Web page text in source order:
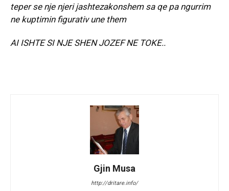
teper se nje njeri jashtezakonshem sa qe pa ngurrim
ne kuptimin figurativ une them
AI ISHTE SI NJE SHEN JOZEF NE TOKE..
Gjin Musa
http://dritare.info/